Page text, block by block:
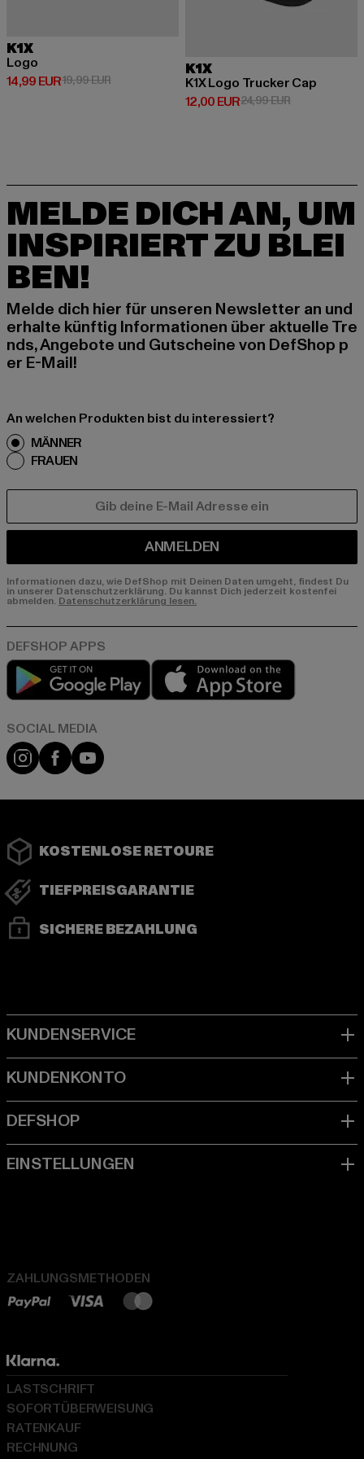
K1X
Logo
14,99 EUR
Derzeitiger Preis: 14,99 EUR
19,99 EURAktionspreis: 19,99 EUR
K1X
K1X Logo Trucker Cap
12,00 EUR
Derzeitiger Preis: 12,00 EUR
24,99 EURAktionspreis:
MELDE DICH AN, UM
INSPIRIERT ZU BLEI
BEN!
Melde dich hier für unseren Newsletter an und
erhalte künftig Informationen über aktuelle Tre
nds, Angebote und Gutscheine von DefShop p
er E-Mail!
An welchen Produkten bist du interessiert?
MÄNNER
FRAUEN
ANMELDEN
Informationen dazu, wie DefShop mit Deinen Daten umgeht, findest Du
in unserer Datenschutzerklärung. Du kannst Dich jederzeit kostenfei
abmelden. Datenschutzerklärung lesen.
Play market
Instagram
FacebookYouTube
KOSTENLOSE RETOURE
TIEFPREISGARANTIE
SICHERE BEZAHLUNG
ZAHLUNGSMETHODEN
LASTSCHRIFT
SOFORTÜBERWEISUNG
RATENKAUF
RECHNUNG